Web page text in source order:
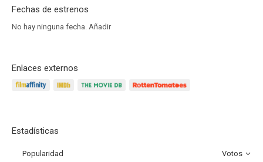
Fechas de estrenos
No hay ninguna fecha. Añadir
Enlaces externos
Estadísticas
Popularidad Votos